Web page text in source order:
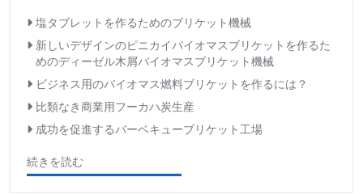
塩タブレットを作るためのブリケット機械
新しいデザインのピニカイバイオマスブリケットを作るた
めのディーゼル木屑バイオマスブリケット機械
ビジネス用のバイオマス燃料ブリケットを作るには？
比類なき商業用フーカハ炭生産
成功を促進するバーベキューブリケット工場
続きを読む